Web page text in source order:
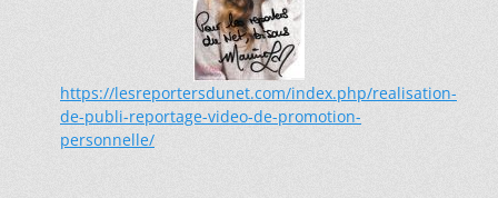
https://lesreportersdunet.com/index.php/realisation-
de-publi-reportage-video-de-promotion-
personnelle/